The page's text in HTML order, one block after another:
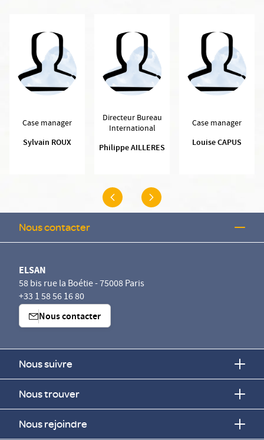
Directeur Bureau
International
Philippe AILLERES
Case manager
Louise CAPUS
Case manager
Sylvain ROUX
Nous contacter
ELSAN
58 bis rue la Boétie - 75008 Paris
+33 1 58 56 16 80
Nous contacter
Nous suivre
Nous trouver
Nous rejoindre